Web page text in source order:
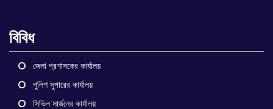
বিবিধ
জেলা প্রশাসকের কার্যালয়
পুলিশ সুপারের কার্যালয়
সিভিল সার্জনের কার্যালয়